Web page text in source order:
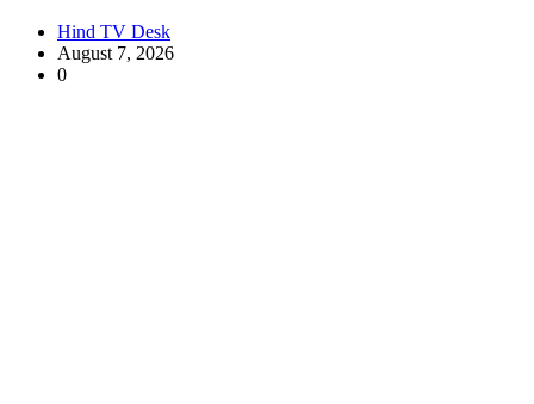
Hind TV Desk
August 7, 2026
0